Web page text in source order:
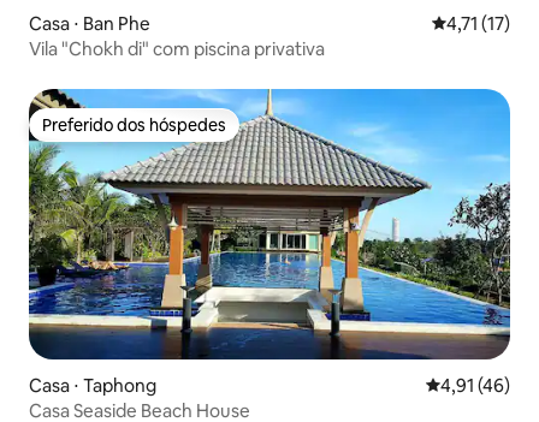
Casa ⋅ Ban Phe 4,71 de uma
4,71 (17)
Vila "Chokh di" com piscina privativa
Preferido dos hóspedes
Preferido dos hóspedes
Casa ⋅ Taphong 4,91 de uma
4,91 (46)
Casa Seaside Beach House